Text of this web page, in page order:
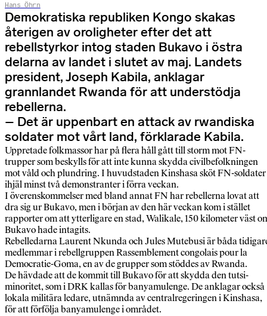
Hans Öhrn
Demokratiska republiken Kongo skakas
återigen av oroligheter efter det att
rebellstyrkor intog staden Bukavo i östra
delarna av landet i slutet av maj. Landets
president, Joseph Kabila, anklagar
grannlandet Rwanda för att understödja
rebellerna.
– Det är uppenbart en attack av rwandiska
soldater mot vårt land, förklarade Kabila.
Uppretade folkmassor har på flera håll gått till storm mot FN-
trupper som beskylls för att inte kunna skydda civilbefolkningen
mot våld och plundring. I huvudstaden Kinshasa sköt FN-soldater
ihjäl minst två demonstranter i förra veckan.
I överenskommelser med bland annat FN har rebellerna lovat att
dra sig ur Bukavo, men i början av den här veckan kom i stället
rapporter om att ytterligare en stad, Walikale, 150 kilometer väst
Bukavo hade intagits.
Rebelledarna Laurent Nkunda och Jules Mutebusi är båda
medlemmar i rebellgruppen Rassemblement congolais pour la
Democratie-Goma, en av de grupper som stöddes av Rwanda.
De hävdade att de kommit till Bukavo för att skydda den tutsi-
minoritet, som i DRK kallas för banyamulenge. De anklagar också
lokala militära ledare, utnämnda av centralregeringen i Kinshasa,
för att förfölja banyamulenge i området.